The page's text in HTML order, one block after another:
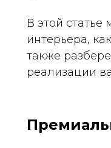
В этой
интерьера,
также
реализации